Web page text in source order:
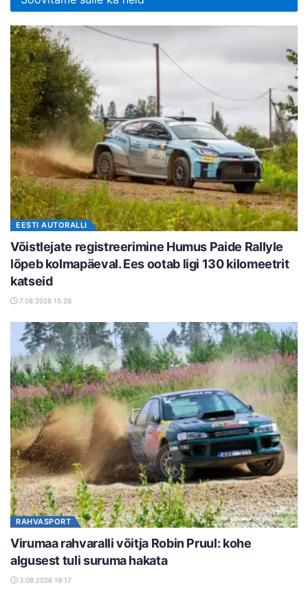
EESTI AUTORALLI
Võistlejate registreerimine Humus Paide Rallyle
lõpeb kolmapäeval. Ees ootab ligi 130 kilomeetrit
katseid
7.08.2026 15:26
RAHVASPORT
Virumaa rahvaralli võitja Robin Pruul: kohe
algusest tuli suruma hakata
3.08.2026 19:17